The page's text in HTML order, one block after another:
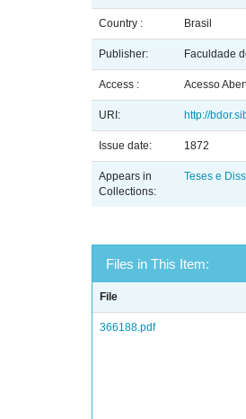
Country : Brasil
Publisher: Faculdade
Access : Acesso
URI: http://
Issue date: 1872
Appears in
Collections:
Teses e
Files in This Item:
File
366188.pdf